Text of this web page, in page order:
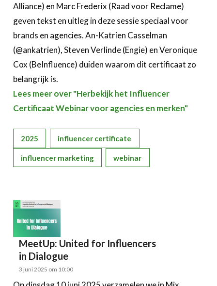
Alliance) en Marc Frederix (Raad voor Reclame)
geven tekst en uitleg in deze sessie speciaal voor
brands en agencies. An-Katrien Casselman
(@ankatrien), Steven Verlinde (Engie) en Veronique
Cox (BeInfluence) duiden waarom dit certificaat zo
belangrijk is.
Lees meer over "Herbekijk het Influencer
Certificaat Webinar voor agencies en merken"
2025 influencer certificate
influencer marketing webinar
MeetUp: United for Influencers
in Dialogue
3 juni 2025 om 10:00